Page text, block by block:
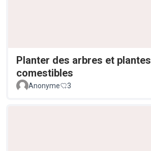
Planter des arbres et plantes
comestibles
Anonyme 3